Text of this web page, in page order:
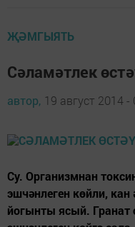
ҖӘМГЫЯТЬ
Сәламәтлек
автор, 19 август 2014 -
Су. Организмнан
эшчәнлеген көйли, кан
йогынты ясый. Гранат